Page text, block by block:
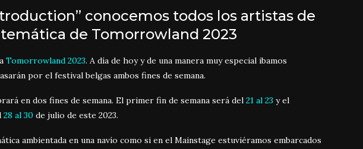
conocemos todos los artistas de
de Tomorrowland 2023
Tomorrowland 2023. A día de hoy y de una manera muy especial ibamos
por el festival belgas ambos fines de semana.
en dos fines de semana. El primer fin de semana será del 21 al 23 y el
28 al 30 de julio de este 2023.
ambientada en una navío como si en el Mainstage estuviéramos embarcados